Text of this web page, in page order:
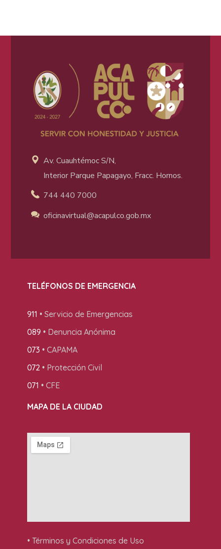
Av. Cuauhtémoc S/N,
Interior Parque Papagayo, Fracc. Hornos.
744 440 7000
oficinavirtual@acapulco.gob.mx
TELÉFONOS DE EMERGENCIA
911 • Servicio de Emergencias
089 • Denuncia Anónima
073 • CAPAMA
072• Protección Civil
071 • CFE
MAPA DE LA CIUDAD
• Términos y Condiciones de Uso